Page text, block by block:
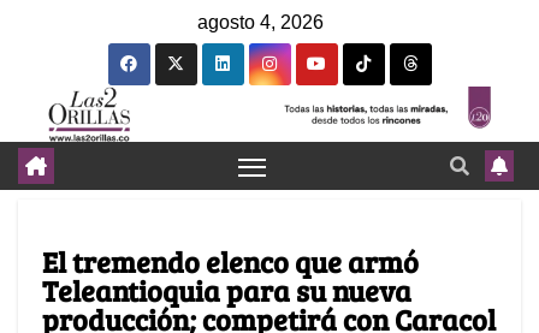
agosto 4, 2026
El tremendo elenco que armó
Teleantioquia para su nueva
producción; competirá con Caracol